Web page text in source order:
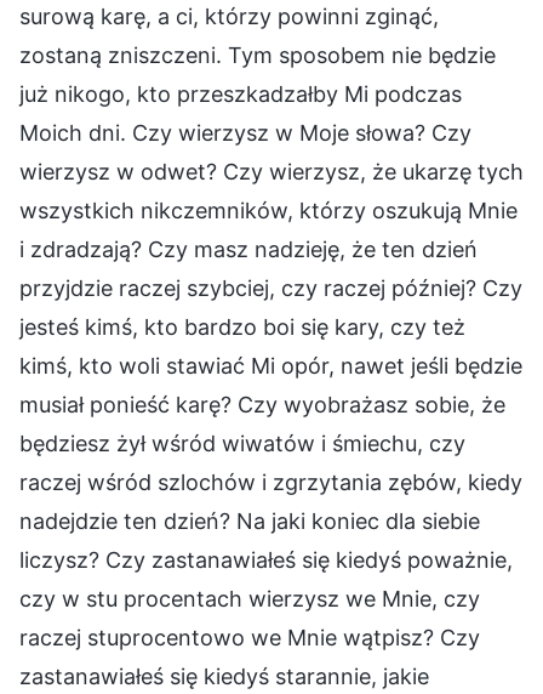
surową karę, a ci, którzy powinni zginąć,
zostaną zniszczeni. Tym sposobem nie będzie
już nikogo, kto przeszkadzałby Mi podczas
Moich dni. Czy wierzysz w Moje słowa? Czy
wierzysz w odwet? Czy wierzysz, że ukarzę tych
wszystkich nikczemników, którzy oszukują Mnie
i zdradzają? Czy masz nadzieję, że ten dzień
przyjdzie raczej szybciej, czy raczej później? Czy
jesteś kimś, kto bardzo boi się kary, czy też
kimś, kto woli stawiać Mi opór, nawet jeśli będzie
musiał ponieść karę? Czy wyobrażasz sobie, że
będziesz żył wśród wiwatów i śmiechu, czy
raczej wśród szlochów i zgrzytania zębów, kiedy
nadejdzie ten dzień? Na jaki koniec dla siebie
liczysz? Czy zastanawiałeś się kiedyś poważnie,
czy w stu procentach wierzysz we Mnie, czy
raczej stuprocentowo we Mnie wątpisz? Czy
zastanawiałeś się kiedyś starannie, jakie